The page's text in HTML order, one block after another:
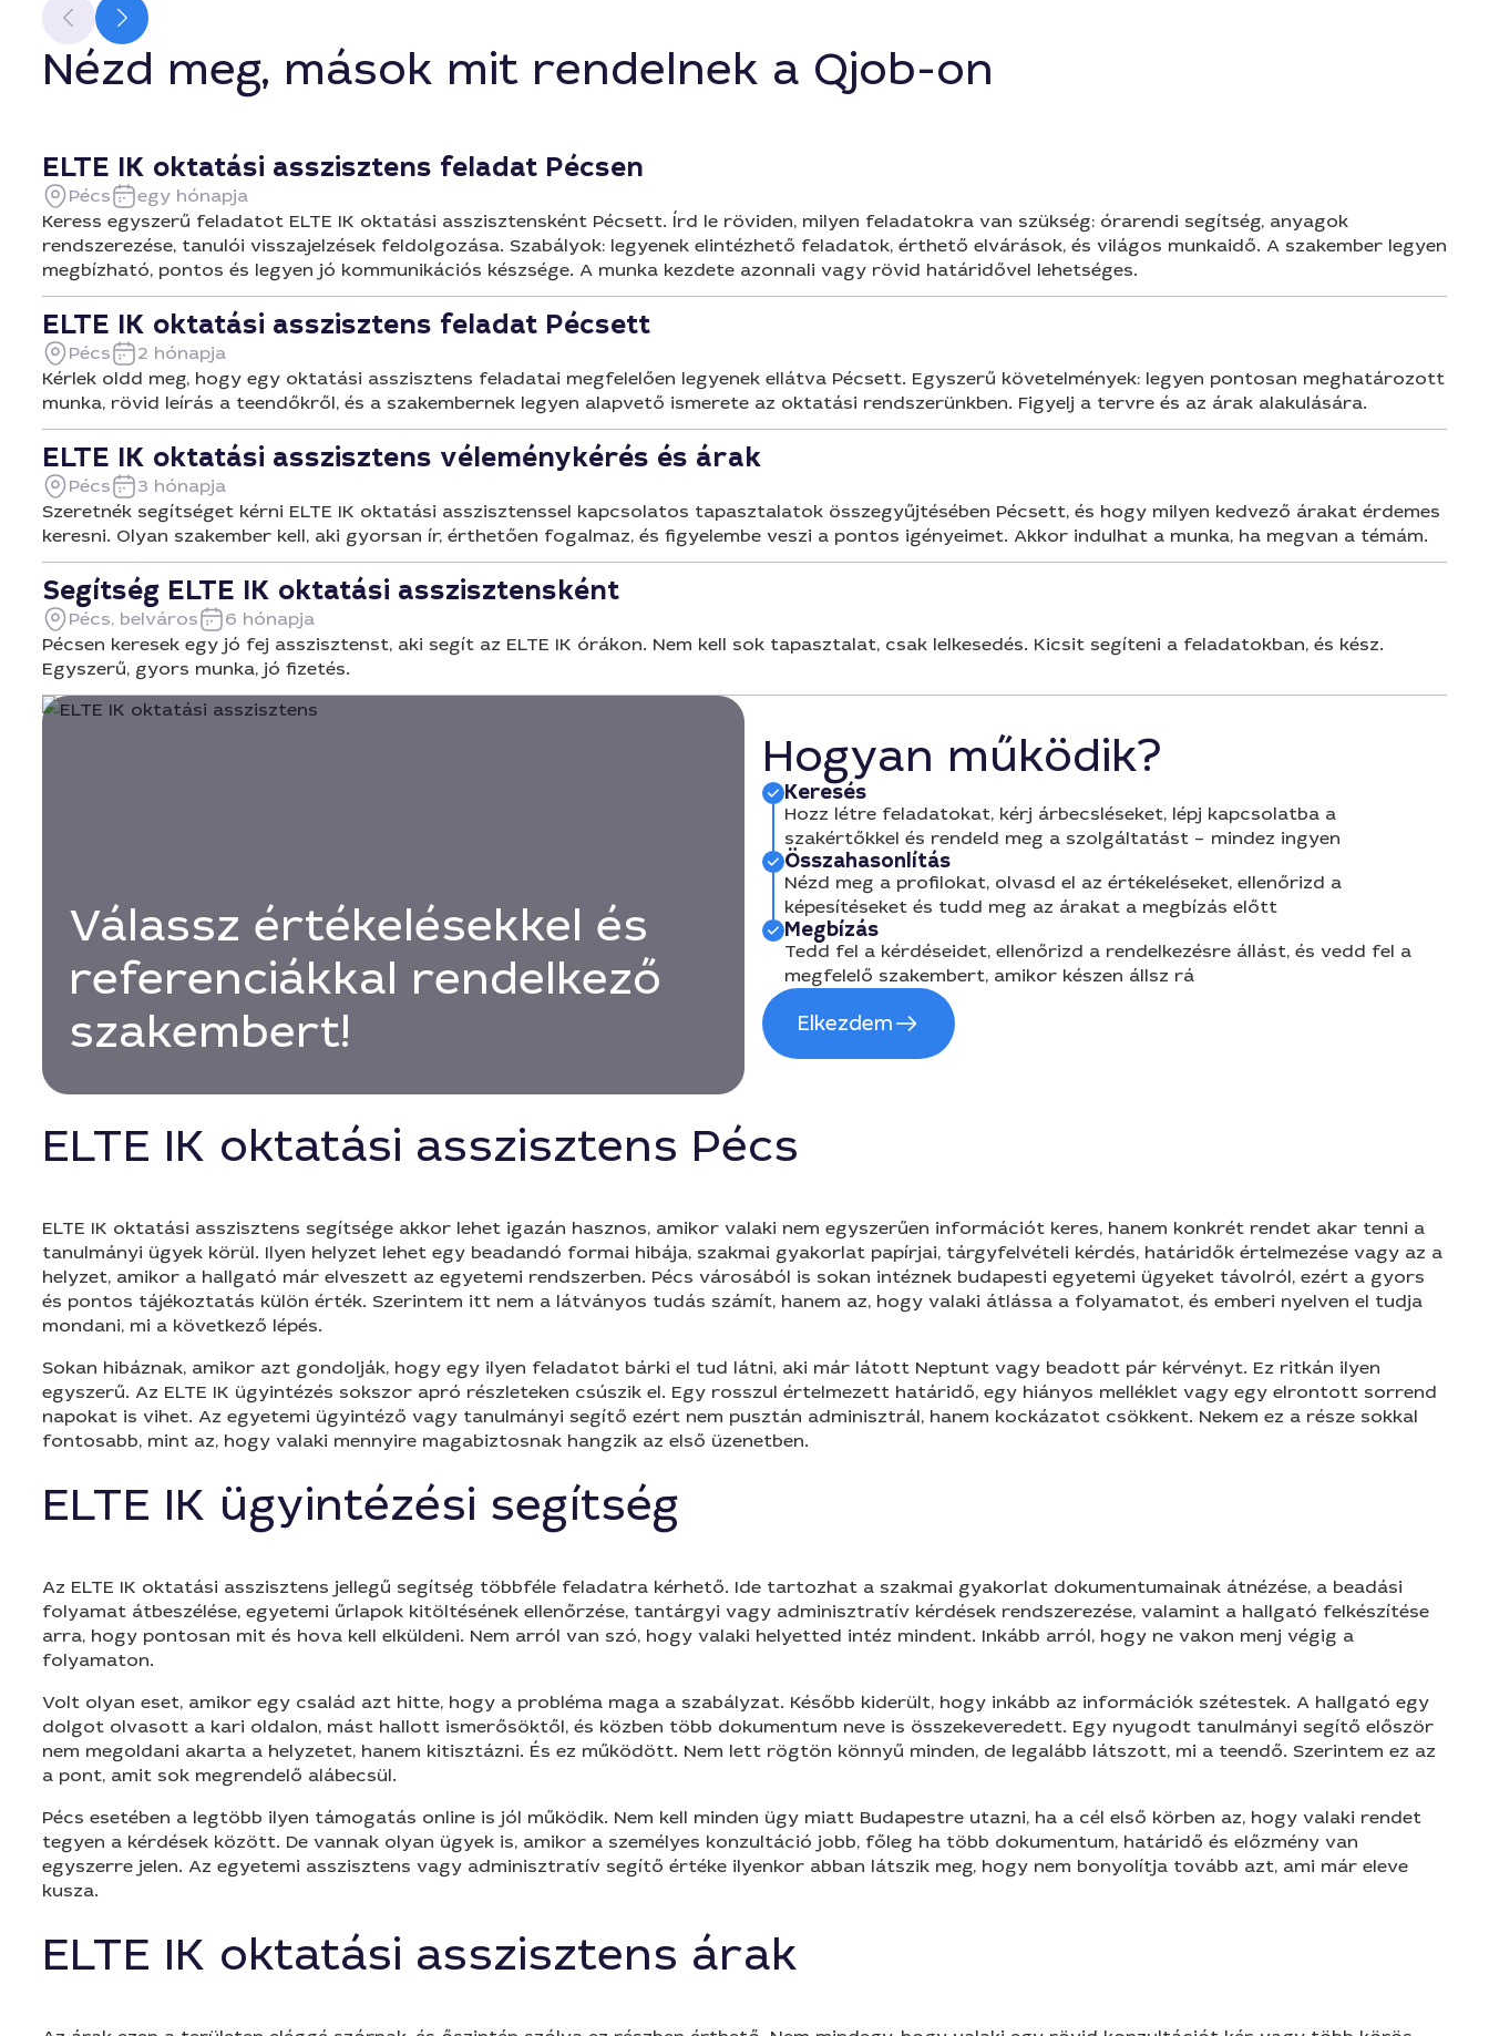
a kreatív gondolkodást, köszönöm!
Nézd meg, mások mit rendelnek a Qjob-on
ELTE IK oktatási asszisztens feladat Pécsen
Pécs
egy hónapja
Keress egyszerű feladatot ELTE IK oktatási asszisztensként Pécsett. Írd le röviden, milyen feladatokra van szükség: órarendi segítség, anyagok
rendszerezése, tanulói visszajelzések feldolgozása. Szabályok: legyenek elintézhető feladatok, érthető elvárások, és világos munkaidő. A szakember legyen
megbízható, pontos és legyen jó kommunikációs készsége. A munka kezdete azonnali vagy rövid határidővel lehetséges.
ELTE IK oktatási asszisztens feladat Pécsett
Pécs
2 hónapja
Kérlek oldd meg, hogy egy oktatási asszisztens feladatai megfelelően legyenek ellátva Pécsett. Egyszerű követelmények: legyen pontosan meghatározott
munka, rövid leírás a teendőkről, és a szakembernek legyen alapvető ismerete az oktatási rendszerünkben. Figyelj a tervre és az árak alakulására.
ELTE IK oktatási asszisztens véleménykérés és árak
Pécs
3 hónapja
Szeretnék segítséget kérni ELTE IK oktatási asszisztenssel kapcsolatos tapasztalatok összegyűjtésében Pécsett, és hogy milyen kedvező árakat érdemes
keresni. Olyan szakember kell, aki gyorsan ír, érthetően fogalmaz, és figyelembe veszi a pontos igényeimet. Akkor indulhat a munka, ha megvan a témám.
Segítség ELTE IK oktatási asszisztensként
Pécs, belváros
6 hónapja
Pécsen keresek egy jó fej asszisztenst, aki segít az ELTE IK órákon. Nem kell sok tapasztalat, csak lelkesedés. Kicsit segíteni a feladatokban, és kész.
Egyszerű, gyors munka, jó fizetés.
Válassz értékelésekkel és
referenciákkal rendelkező
szakembert!
Hogyan működik?
Keresés
Hozz létre feladatokat, kérj árbecsléseket, lépj kapcsolatba a
szakértőkkel és rendeld meg a szolgáltatást – mindez ingyen
Összahasonlítás
Nézd meg a profilokat, olvasd el az értékeléseket, ellenőrizd a
képesítéseket és tudd meg az árakat a megbízás előtt
Megbízás
Tedd fel a kérdéseidet, ellenőrizd a rendelkezésre állást, és vedd fel a
megfelelő szakembert, amikor készen állsz rá
Elkezdem
ELTE IK oktatási asszisztens Pécs
ELTE IK oktatási asszisztens segítsége akkor lehet igazán hasznos, amikor valaki nem egyszerűen információt keres, hanem konkrét rendet akar tenni a
tanulmányi ügyek körül. Ilyen helyzet lehet egy beadandó formai hibája, szakmai gyakorlat papírjai, tárgyfelvételi kérdés, határidők értelmezése vagy az a
helyzet, amikor a hallgató már elveszett az egyetemi rendszerben. Pécs városából is sokan intéznek budapesti egyetemi ügyeket távolról, ezért a gyors
és pontos tájékoztatás külön érték. Szerintem itt nem a látványos tudás számít, hanem az, hogy valaki átlássa a folyamatot, és emberi nyelven el tudja
mondani, mi a következő lépés.
Sokan hibáznak, amikor azt gondolják, hogy egy ilyen feladatot bárki el tud látni, aki már látott Neptunt vagy beadott pár kérvényt. Ez ritkán ilyen
egyszerű. Az ELTE IK ügyintézés sokszor apró részleteken csúszik el. Egy rosszul értelmezett határidő, egy hiányos melléklet vagy egy elrontott sorrend
napokat is vihet. Az egyetemi ügyintéző vagy tanulmányi segítő ezért nem pusztán adminisztrál, hanem kockázatot csökkent. Nekem ez a része sokkal
fontosabb, mint az, hogy valaki mennyire magabiztosnak hangzik az első üzenetben.
ELTE IK ügyintézési segítség
Az ELTE IK oktatási asszisztens jellegű segítség többféle feladatra kérhető. Ide tartozhat a szakmai gyakorlat dokumentumainak átnézése, a beadási
folyamat átbeszélése, egyetemi űrlapok kitöltésének ellenőrzése, tantárgyi vagy adminisztratív kérdések rendszerezése, valamint a hallgató felkészítése
arra, hogy pontosan mit és hova kell elküldeni. Nem arról van szó, hogy valaki helyetted intéz mindent. Inkább arról, hogy ne vakon menj végig a
folyamaton.
Volt olyan eset, amikor egy család azt hitte, hogy a probléma maga a szabályzat. Később kiderült, hogy inkább az információk szétestek. A hallgató egy
dolgot olvasott a kari oldalon, mást hallott ismerősöktől, és közben több dokumentum neve is összekeveredett. Egy nyugodt tanulmányi segítő először
nem megoldani akarta a helyzetet, hanem kitisztázni. És ez működött. Nem lett rögtön könnyű minden, de legalább látszott, mi a teendő. Szerintem ez az
a pont, amit sok megrendelő alábecsül.
Pécs esetében a legtöbb ilyen támogatás online is jól működik. Nem kell minden ügy miatt Budapestre utazni, ha a cél első körben az, hogy valaki rendet
tegyen a kérdések között. De vannak olyan ügyek is, amikor a személyes konzultáció jobb, főleg ha több dokumentum, határidő és előzmény van
egyszerre jelen. Az egyetemi asszisztens vagy adminisztratív segítő értéke ilyenkor abban látszik meg, hogy nem bonyolítja tovább azt, ami már eleve
kusza.
ELTE IK oktatási asszisztens árak